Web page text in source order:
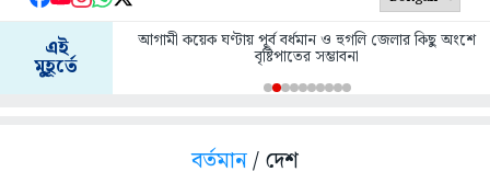
এই
মুহূর্তে
আগামী কয়েক ঘণ্টায় পূর্ব বর্ধমান ও হুগলি জেলার কিছু অংশে
বৃষ্টিপাতের সম্ভাবনা
বর্তমান/ দেশ